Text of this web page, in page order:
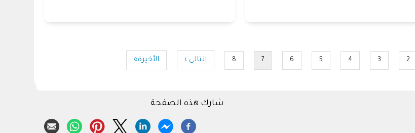
Page
2
Page
3
Page
4
Page
5
Page
6
Current7
Page
8
الصفحة
التالي ›
Last
الأخيرة»
شارك هذه الصفحة